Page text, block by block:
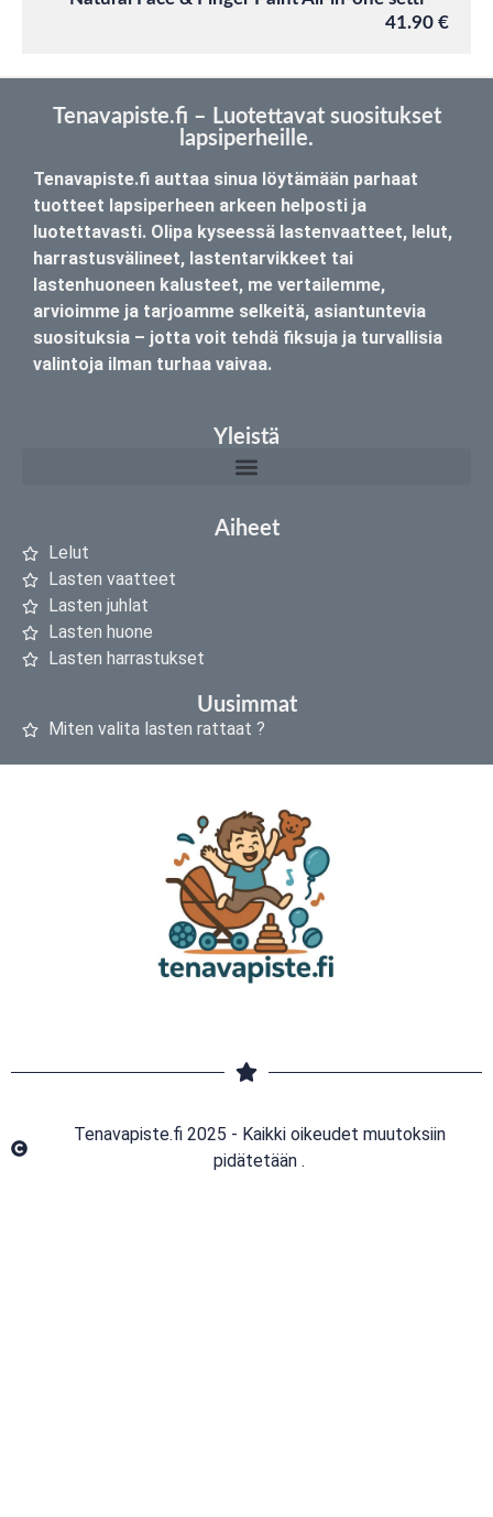
41.90 €
Tenavapiste.fi – Luotettavat suositukset
lapsiperheille.
Tenavapiste.fi auttaa sinua löytämään parhaat
tuotteet lapsiperheen arkeen helposti ja
luotettavasti. Olipa kyseessä lastenvaatteet, lelut,
harrastusvälineet, lastentarvikkeet tai
lastenhuoneen kalusteet, me vertailemme,
arvioimme ja tarjoamme selkeitä, asiantuntevia
suosituksia – jotta voit tehdä fiksuja ja turvallisia
valintoja ilman turhaa vaivaa.
Yleistä
Aiheet
Lelut
Lasten vaatteet
Lasten juhlat
Lasten huone
Lasten harrastukset
Uusimmat
Miten valita lasten rattaat ?
Tenavapiste.fi 2025 - Kaikki oikeudet muutoksiin
pidätetään .